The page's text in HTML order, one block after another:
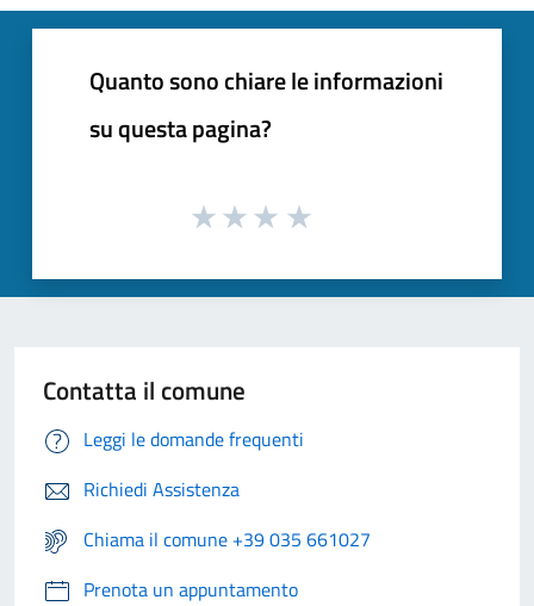
Quanto sono chiare le informazioni
su questa pagina?
Contatta il comune
Leggi le domande frequenti
Richiedi Assistenza
Chiama il comune +39 035 661027
Prenota un appuntamento